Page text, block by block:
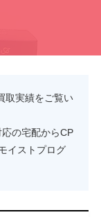
取実績をご覧い
の宅配からCP
イストプログ